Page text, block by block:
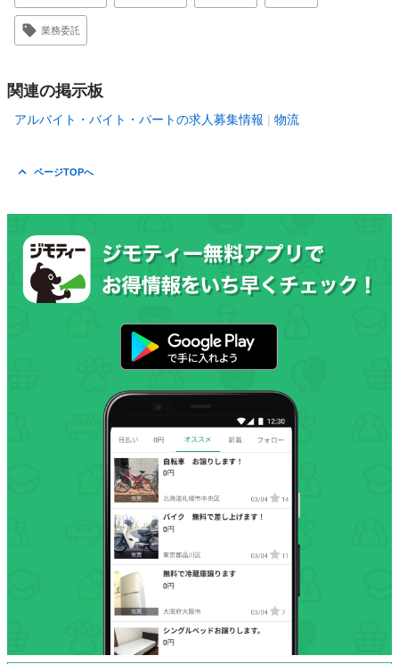
業務委託
関連の掲示板
アルバイト・バイト・パートの求人募集情報 物流
ページTOPへ